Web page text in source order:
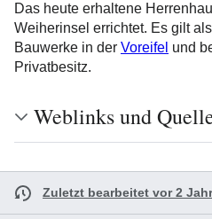
Das heute erhaltene
Weiherinsel errichtet. Es gilt
Bauwerke in der Voreifel und
Privatbesitz.
Weblinks und
Zuletzt bearbeitet vor 2